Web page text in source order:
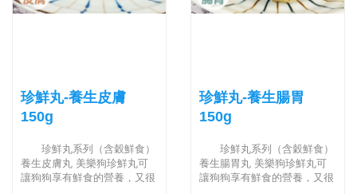
珍鮮丸-養生皮膚
150g
珍鮮丸系列（含穀鮮食）
養生皮膚丸 美樂狗珍鮮丸可
讓狗狗享有鮮食的營養，又很
珍鮮丸-養生腸胃
150g
珍鮮丸系列（含穀鮮食）
養生腸胃丸 美樂狗珍鮮丸可
讓狗狗享有鮮食的營養，又很